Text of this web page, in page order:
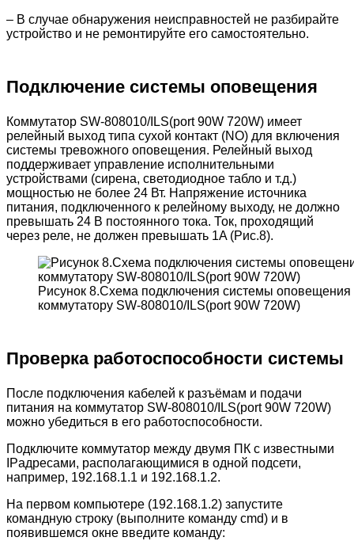
– В случае обнаружения неисправностей не разбирайте
устройство и не ремонтируйте его самостоятельно.
Подключение системы оповещения
Коммутатор SW-808010/ILS(port 90W 720W) имеет
релейный выход типа сухой контакт (NO) для включения
системы тревожного оповещения. Релейный выход
поддерживает управление исполнительными
устройствами (сирена, светодиодное табло и т.д.)
мощностью не более 24 Вт. Напряжение источника
питания, подключенного к релейному выходу, не должно
превышать 24 В постоянного тока. Ток, проходящий
через реле, не должен превышать 1A (Рис.8).
Рисунок 8.Схема подключения системы оповещения
коммутатору SW-808010/ILS(port 90W 720W)
Проверка работоспособности системы
После подключения кабелей к разъёмам и подачи
питания на коммутатор SW-808010/ILS(port 90W 720W)
можно убедиться в его работоспособности.
Подключите коммутатор между двумя ПК с известными
IPадресами, располагающимися в одной подсети,
например, 192.168.1.1 и 192.168.1.2.
На первом компьютере (192.168.1.2) запустите
командную строку (выполните команду cmd) и в
появившемся окне введите команду: